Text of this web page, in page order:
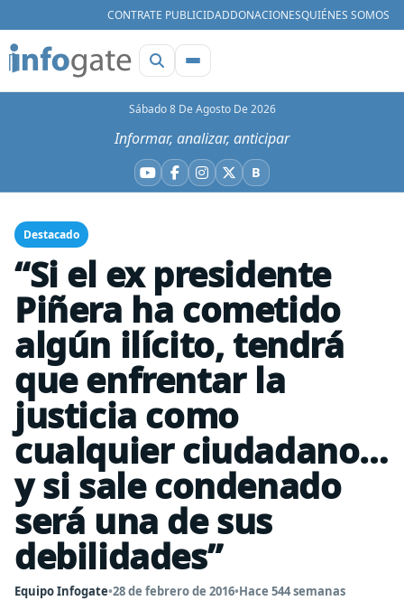
CONTRATE PUBLICIDADDONACIONESQUIÉNES SOMOS
Sábado 8 De Agosto De 2026
Informar, analizar, anticipar
YouTube
Facebook
Instagram
X BBluesky
Destacado
“Si el ex presidente
Piñera ha cometido
algún ilícito, tendrá
que enfrentar la
justicia como
cualquier ciudadano…
y si sale condenado
será una de sus
debilidades”
Equipo Infogate•28 de febrero de 2016•Hace 544 semanas